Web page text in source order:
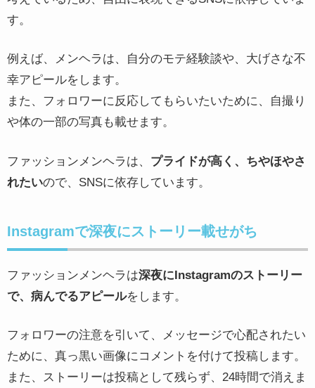
す。
例えば、メンヘラは、自分のモテ経験談や、大げさな不
幸アピールをします。
また、フォロワーに反応してもらいたいために、自撮り
や体の一部の写真も載せます。
ファッションメンヘラは、 プライドが高く、ちやほやさ
れたいので、SNSに依存しています。
Instagramで深夜にストーリー載せがち
ファッションメンヘラは深夜にInstagramのストーリー
で、病んでるアピールをします。
フォロワーの注意を引いて、メッセージで心配されたい
ために、真っ黒い画像にコメントを付けて投稿します。
また、ストーリーは投稿として残らず、24時間で消えま